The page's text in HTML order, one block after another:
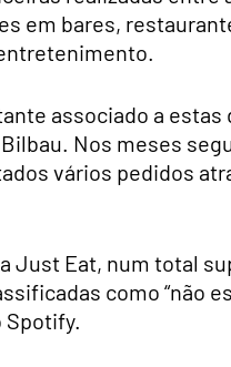
em bares,
associado a
Nos meses
vários pedidos
Just Eat, num total
como “não